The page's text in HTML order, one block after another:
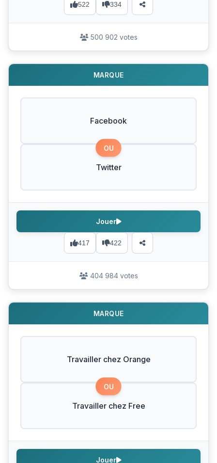
522 334
500 902 votes
MARQUE
Facebook
OU
Twitter
417 422
Jouer
404 984 votes
MARQUE
Travailler chez Orange
OU
Travailler chez Free
Jouer